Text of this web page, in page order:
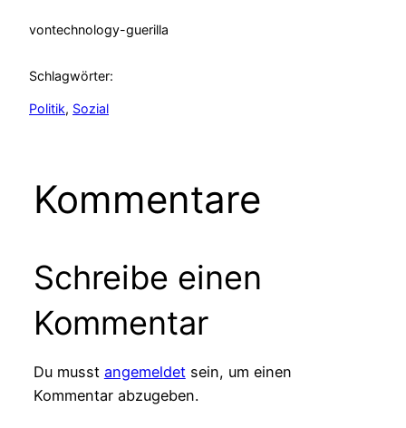
vontechnology-guerilla
Schlagwörter:
Politik, Sozial
Kommentare
Schreibe einen
Kommentar
Du musst angemeldetsein, um einen
Kommentar abzugeben.